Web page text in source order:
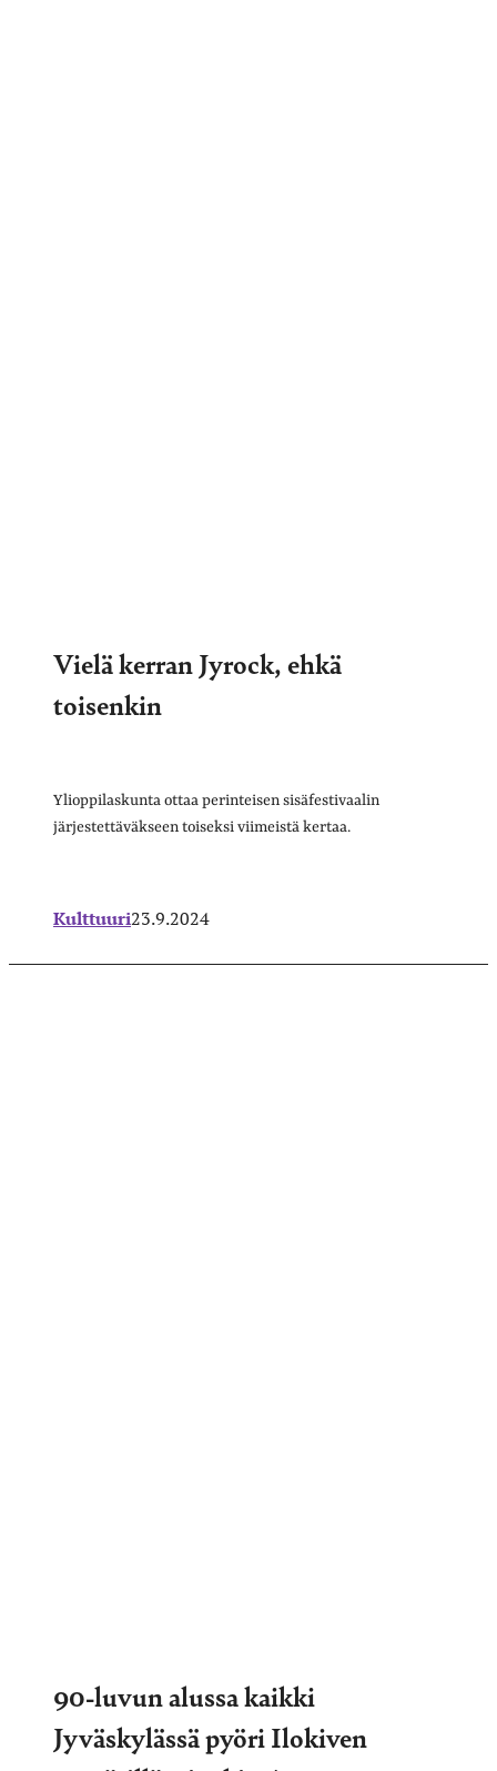
Vielä kerran Jyrock, ehkä
toisenkin
Ylioppilaskunta ottaa perinteisen sisäfestivaalin
järjestettäväkseen toiseksi viimeistä kertaa.
Kulttuuri23.9.2024
90-luvun alussa kaikki
Jyväskylässä pyöri Ilokiven